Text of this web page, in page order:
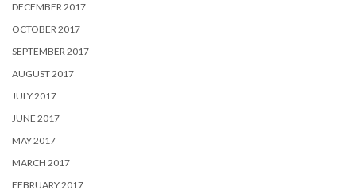
DECEMBER 2017
OCTOBER 2017
SEPTEMBER 2017
AUGUST 2017
JULY 2017
JUNE 2017
MAY 2017
MARCH 2017
FEBRUARY 2017